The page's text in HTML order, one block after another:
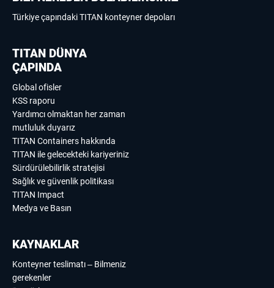
Türkiye çapındaki TITAN konteyner depoları
TITAN DÜNYA
ÇAPINDA
Global ofisler
KSS raporu
Yardımcı olmaktan her zaman
mutluluk duyarız
TITAN Containers hakkında
TITAN ile gelecekteki kariyeriniz
Sürdürülebilirlik stratejisi
Sağlık ve güvenlik politikası
TITAN Impact
Medya ve Basın
KAYNAKLAR
Konteyner teslimatı – Bilmeniz
gerekenler